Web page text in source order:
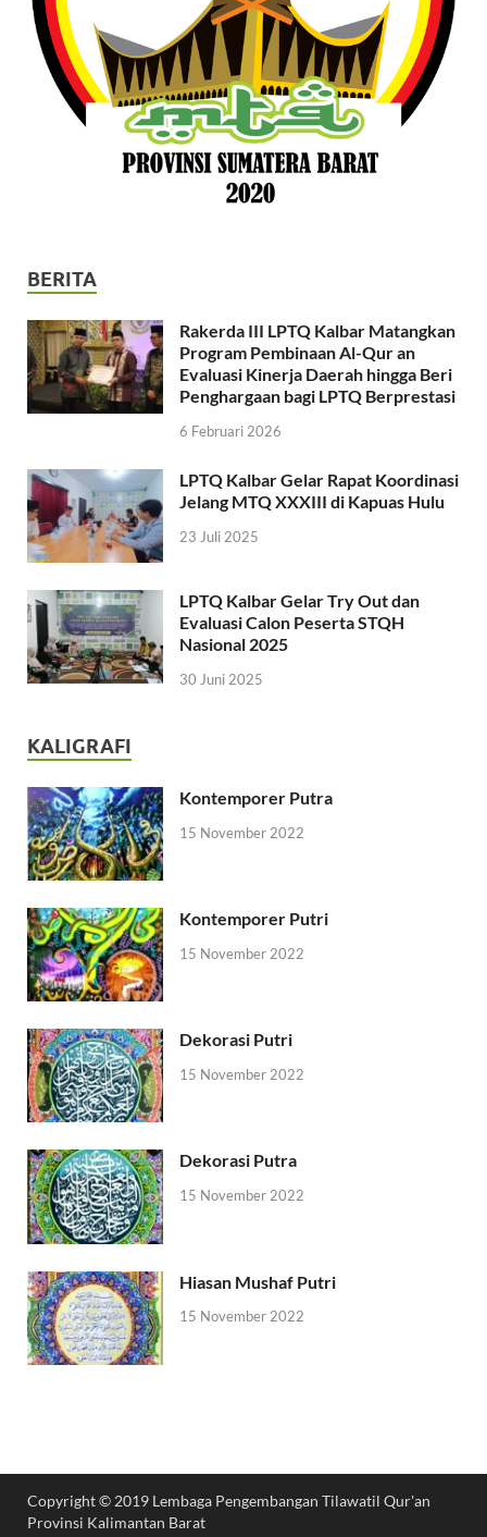
BERITA
Rakerda III LPTQ Kalbar Matangkan
Program Pembinaan Al-Qur an
Evaluasi Kinerja Daerah hingga Beri
Penghargaan bagi LPTQ Berprestasi
6 Februari 2026
LPTQ Kalbar Gelar Rapat Koordinasi
Jelang MTQ XXXIII di Kapuas Hulu
23 Juli 2025
LPTQ Kalbar Gelar Try Out dan
Evaluasi Calon Peserta STQH
Nasional 2025
30 Juni 2025
KALIGRAFI
Kontemporer Putra
15 November 2022
Kontemporer Putri
15 November 2022
Dekorasi Putri
15 November 2022
Dekorasi Putra
15 November 2022
Hiasan Mushaf Putri
15 November 2022
Copyright © 2019 Lembaga Pengembangan Tilawatil Qur'an
Provinsi Kalimantan Barat